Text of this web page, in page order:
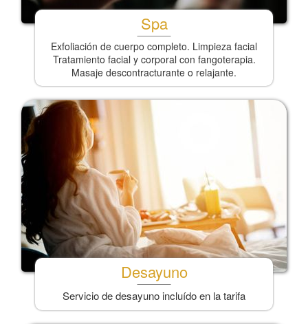
Spa
Exfoliación de cuerpo completo. Limpieza facial
Tratamiento facial y corporal con fangoterapia.
Masaje descontracturante o relajante.
Desayuno
Servicio de desayuno incluído en la tarifa